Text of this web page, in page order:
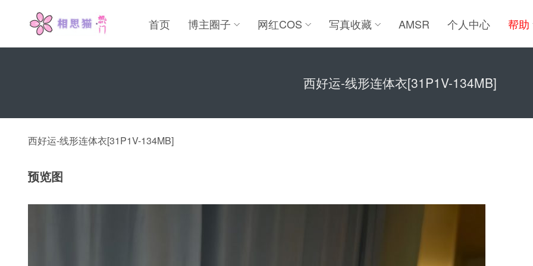
首页 博主圈子 网红COS 写真收藏 AMSR 个人中心 帮助
西好运-线形连体衣[31P1V-134MB]
西好运-线形连体衣[31P1V-134MB]
预览图